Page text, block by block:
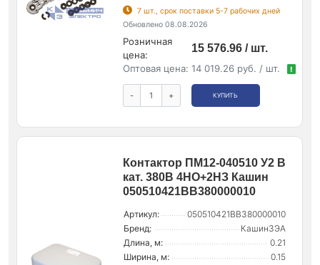
7 шт., срок поставки 5-7 рабочих дней
Обновлено 08.08.2026
Розничная
цена:
15 576.96 / шт.
Оптовая цена: 14 019.26 руб. / шт. !
- + КУПИТЬ
Контактор ПМ12-040510 У2 В
кат. 380В 4НО+2НЗ Кашин
050510421ВВ380000010
Артикул:
050510421ВВ380000010
Бренд:
КашинЗЭА
Длина, м:
0.21
Ширина, м:
0.15